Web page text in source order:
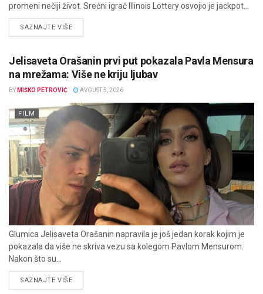
promeni nečiji život. Srećni igrač Illinois Lottery osvojio je jackpot...
SAZNAJTE VIŠEDETAILS
Jelisaveta Orašanin prvi put pokazala Pavla Mensura
na mrežama: Više ne kriju ljubav
BY MIŠKO PETROVIĆ AVGUST 5, 2026
FILM
Glumica Jelisaveta Orašanin napravila je još jedan korak kojim je
pokazala da više ne skriva vezu sa kolegom Pavlom Mensurom.
Nakon što su...
SAZNAJTE VIŠEDETAILS